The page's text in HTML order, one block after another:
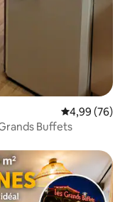
Évaluation
4,99 (76)
Buffets